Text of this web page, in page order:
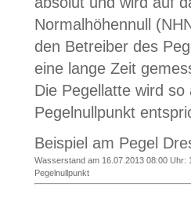
Normalhöhennull
den Betreiber des
eine lange Zeit
Die Pegellatte wird
Pegelnullpunkt
Beispiel am Pegel
Wasserstand am 16.07.2013 08:00 Uhr:
Pegelnullpunkt